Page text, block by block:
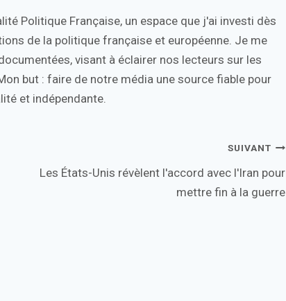
Politique Française, un espace que j'ai investi dès
de la politique française et européenne. Je me
visant à éclairer nos lecteurs sur les
but : faire de notre média une source fiable pour
et indépendante.
SUIVANT
Les États-Unis révèlent l'accord avec l'Iran pour
mettre fin à la guerre